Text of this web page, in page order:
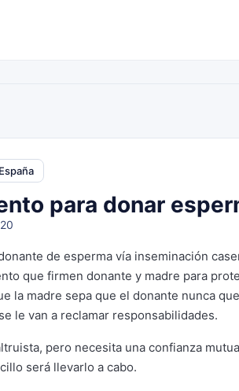
para donar
de esperma vía inseminación
que firmen donante y madre para
la madre sepa que el donante nunca
le van a reclamar responsabilidades.
pero necesita una confianza
será llevarlo a cabo.